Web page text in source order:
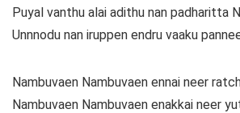
Puyal vanthu alai adithu nan padharitta
Unnnodu nan iruppen endru vaaku
Nambuvaen Nambuvaen ennai neer
Nambuvaen Nambuvaen enakkai neer